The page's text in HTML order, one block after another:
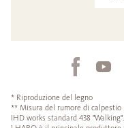
* Riproduzione del legno
** Misura del rumore di calpestio
IHD works standard 438 "Walking".